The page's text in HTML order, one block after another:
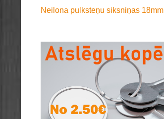
Neilona pulksteņu siksniņas 18mm